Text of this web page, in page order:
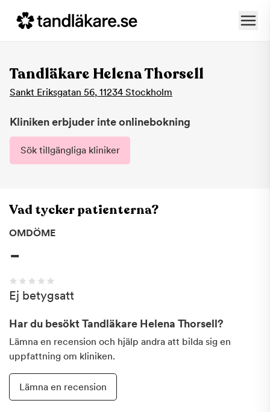
Tandläkare Helena Thorsell
Sankt Eriksgatan 56, 11234 Stockholm
Kliniken erbjuder inte onlinebokning
Sök tillgängliga kliniker
Vad tycker patienterna?
OMDÖME
-
Ej betygsatt
Har du besöktTandläkare Helena Thorsell?
Lämna en recension och hjälp andra att bilda sig en
uppfattning om kliniken.
Lämna en recension